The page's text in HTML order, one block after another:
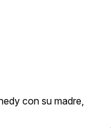
con su madre,